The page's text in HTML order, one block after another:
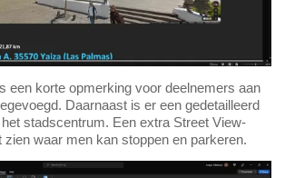
een korte opmerking voor deelnemers aan
Daarnaast is er een gedetailleerd
stadscentrum. Een extra Street View-
zien waar men kan stoppen en parkeren.